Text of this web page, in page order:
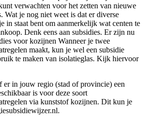
verwachten voor het zetten van nieuwe
je nog niet weet is dat er diverse
in staat bent om aanmerkelijk wat centen te
Denk eens aan subsidies. Er zijn nu
voor kozijnen Wanneer je twee
maakt, kun je wel een subsidie
te maken van isolatieglas. Kijk hiervoor
er in jouw regio (stad of provincie) een
is voor deze soort
via kunststof kozijnen. Dit kun je